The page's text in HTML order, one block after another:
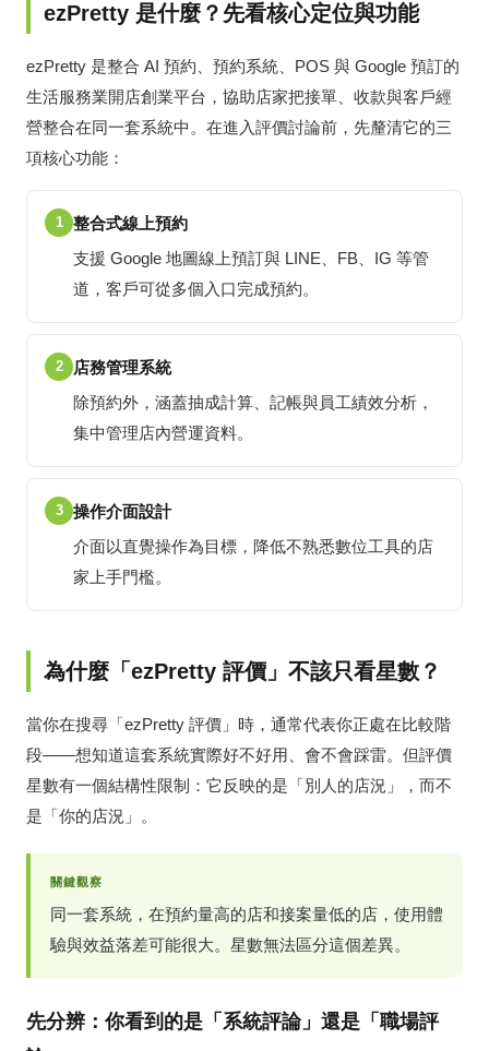
ezPretty 是什麼？先看核心定位與功能
ezPretty 是整合 AI 預約、預約系統、POS 與 Google 預訂的
生活服務業開店創業平台，協助店家把接單、收款與客戶經
營整合在同一套系統中。在進入評價討論前，先釐清它的三
項核心功能：
1
整合式線上預約
支援 Google 地圖線上預訂與 LINE、FB、IG 等管
道，客戶可從多個入口完成預約。
2
店務管理系統
除預約外，涵蓋抽成計算、記帳與員工績效分析，
集中管理店內營運資料。
3
操作介面設計
介面以直覺操作為目標，降低不熟悉數位工具的店
家上手門檻。
為什麼「ezPretty 評價」不該只看星數？
當你在搜尋「ezPretty 評價」時，通常代表你正處在比較階
段——想知道這套系統實際好不好用、會不會踩雷。但評價
星數有一個結構性限制：它反映的是「別人的店況」，而不
是「你的店況」。
關鍵觀察
同一套系統，在預約量高的店和接案量低的店，使用體
驗與效益落差可能很大。星數無法區分這個差異。
先分辨：你看到的是「系統評論」還是「職場評